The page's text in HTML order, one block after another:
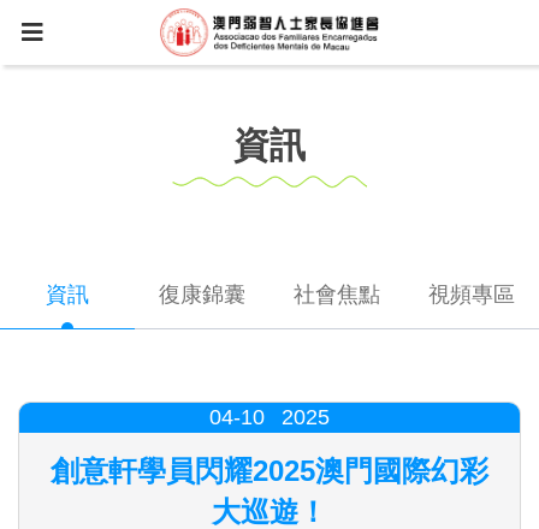
資訊
資訊 復康錦囊 社會焦點 視頻專區
04-10 2025
創意軒學員閃耀2025澳門國際幻彩
大巡遊！